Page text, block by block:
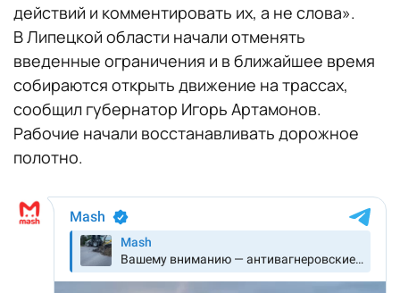
действий и комментировать их, а не слова».
В Липецкой области начали отменять
введенные ограничения и в ближайшее время
собираются открыть движение на трассах,
сообщил губернатор Игорь Артамонов.
Рабочие начали восстанавливать дорожное
полотно.